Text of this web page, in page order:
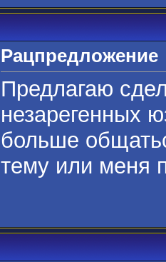
Рацпредложение
Предлагаю
незарегенных
больше
тему или меня